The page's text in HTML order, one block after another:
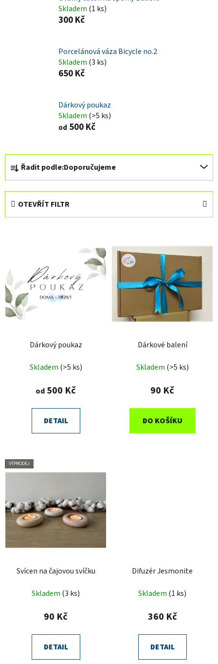
Skladem (1 ks)
300 Kč
Porcelánová váza Bicycle no.2
Skladem (3 ks)
650 Kč
Dárkový poukaz
Skladem (>5 ks)
od 500 Kč
Ř
z
e
í
d
u
k
t
Řadit podle:Doporučujeme
OTEVŘÍT FILTR
i
s
p
r
o
Dárkový poukaz
Skladem (>5 ks)
od 500 Kč
DETAIL
Dárkové balení
Skladem (>5 ks)
90 Kč
DO KOŠÍKU
VÝPRODEJ
Svícen na čajovou svíčku
Skladem (3 ks)
90 Kč
DETAIL
Difuzér Jesmonite
Skladem (1 ks)
360 Kč
DETAIL